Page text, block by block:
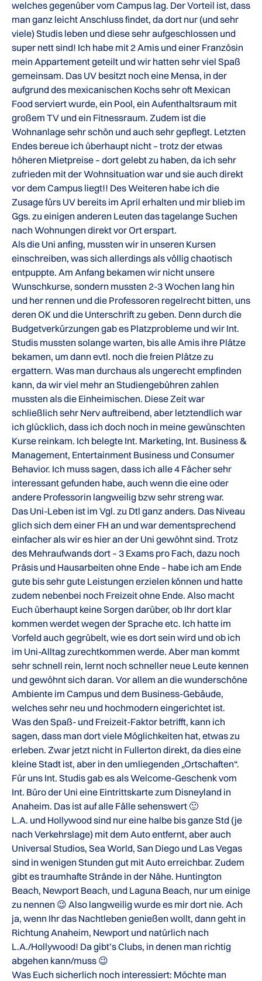
welches gegenüber vom Campus lag. Der Vorteil ist, dass
man ganz leicht Anschluss findet, da dort nur (und sehr
viele) Studis leben und diese sehr aufgeschlossen und
super nett sind! Ich habe mit 2 Amis und einer Französin
mein Appartement geteilt und wir hatten sehr viel Spaß
gemeinsam. Das UV besitzt noch eine Mensa, in der
aufgrund des mexicanischen Kochs sehr oft Mexican
Food serviert wurde, ein Pool, ein Aufenthaltsraum mit
großem TV und ein Fitnessraum. Zudem ist die
Wohnanlage sehr schön und auch sehr gepflegt. Letzten
Endes bereue ich überhaupt nicht – trotz der etwas
höheren Mietpreise – dort gelebt zu haben, da ich sehr
zufrieden mit der Wohnsituation war und sie auch direkt
vor dem Campus liegt!! Des Weiteren habe ich die
Zusage fürs UV bereits im April erhalten und mir blieb im
Ggs. zu einigen anderen Leuten das tagelange Suchen
nach Wohnungen direkt vor Ort erspart.
Als die Uni anfing, mussten wir in unseren Kursen
einschreiben, was sich allerdings als völlig chaotisch
entpuppte. Am Anfang bekamen wir nicht unsere
Wunschkurse, sondern mussten 2-3 Wochen lang hin
und her rennen und die Professoren regelrecht bitten, uns
deren OK und die Unterschrift zu geben. Denn durch die
Budgetverkürzungen gab es Platzprobleme und wir Int.
Studis mussten solange warten, bis alle Amis ihre Plätze
bekamen, um dann evtl. noch die freien Plätze zu
ergattern. Was man durchaus als ungerecht empfinden
kann, da wir viel mehr an Studiengebühren zahlen
mussten als die Einheimischen. Diese Zeit war
schließlich sehr Nerv auftreibend, aber letztendlich war
ich glücklich, dass ich doch noch in meine gewünschten
Kurse reinkam. Ich belegte Int. Marketing, Int. Business &
Management, Entertainment Business und Consumer
Behavior. Ich muss sagen, dass ich alle 4 Fächer sehr
interessant gefunden habe, auch wenn die eine oder
andere Professorin langweilig bzw sehr streng war.
Das Uni-Leben ist im Vgl. zu Dtl ganz anders. Das Niveau
glich sich dem einer FH an und war dementsprechend
einfacher als wir es hier an der Uni gewöhnt sind. Trotz
des Mehraufwands dort – 3 Exams pro Fach, dazu noch
Präsis und Hausarbeiten ohne Ende – habe ich am Ende
gute bis sehr gute Leistungen erzielen können und hatte
zudem nebenbei noch Freizeit ohne Ende. Also macht
Euch überhaupt keine Sorgen darüber, ob Ihr dort klar
kommen werdet wegen der Sprache etc. Ich hatte im
Vorfeld auch gegrübelt, wie es dort sein wird und ob ich
im Uni-Alltag zurechtkommen werde. Aber man kommt
sehr schnell rein, lernt noch schneller neue Leute kennen
und gewöhnt sich daran. Vor allem an die wunderschöne
Ambiente im Campus und dem Business-Gebäude,
welches sehr neu und hochmodern eingerichtet ist.
Was den Spaß- und Freizeit-Faktor betrifft, kann ich
sagen, dass man dort viele Möglichkeiten hat, etwas zu
erleben. Zwar jetzt nicht in Fullerton direkt, da dies eine
kleine Stadt ist, aber in den umliegenden „Ortschaften“.
Für uns Int. Studis gab es als Welcome-Geschenk vom
Int. Büro der Uni eine Eintrittskarte zum Disneyland in
Anaheim. Das ist auf alle Fälle sehenswert 🙂
L.A. und Hollywood sind nur eine halbe bis ganze Std (je
nach Verkehrslage) mit dem Auto entfernt, aber auch
Universal Studios, Sea World, San Diego und Las Vegas
sind in wenigen Stunden gut mit Auto erreichbar. Zudem
gibt es traumhafte Strände in der Nähe. Huntington
Beach, Newport Beach, und Laguna Beach, nur um einige
zu nennen 😉 Also langweilig wurde es mir dort nie. Ach
ja, wenn Ihr das Nachtleben genießen wollt, dann geht in
Richtung Anaheim, Newport und natürlich nach
L.A./Hollywood! Da gibt’s Clubs, in denen man richtig
abgehen kann/muss 😉
Was Euch sicherlich noch interessiert: Möchte man